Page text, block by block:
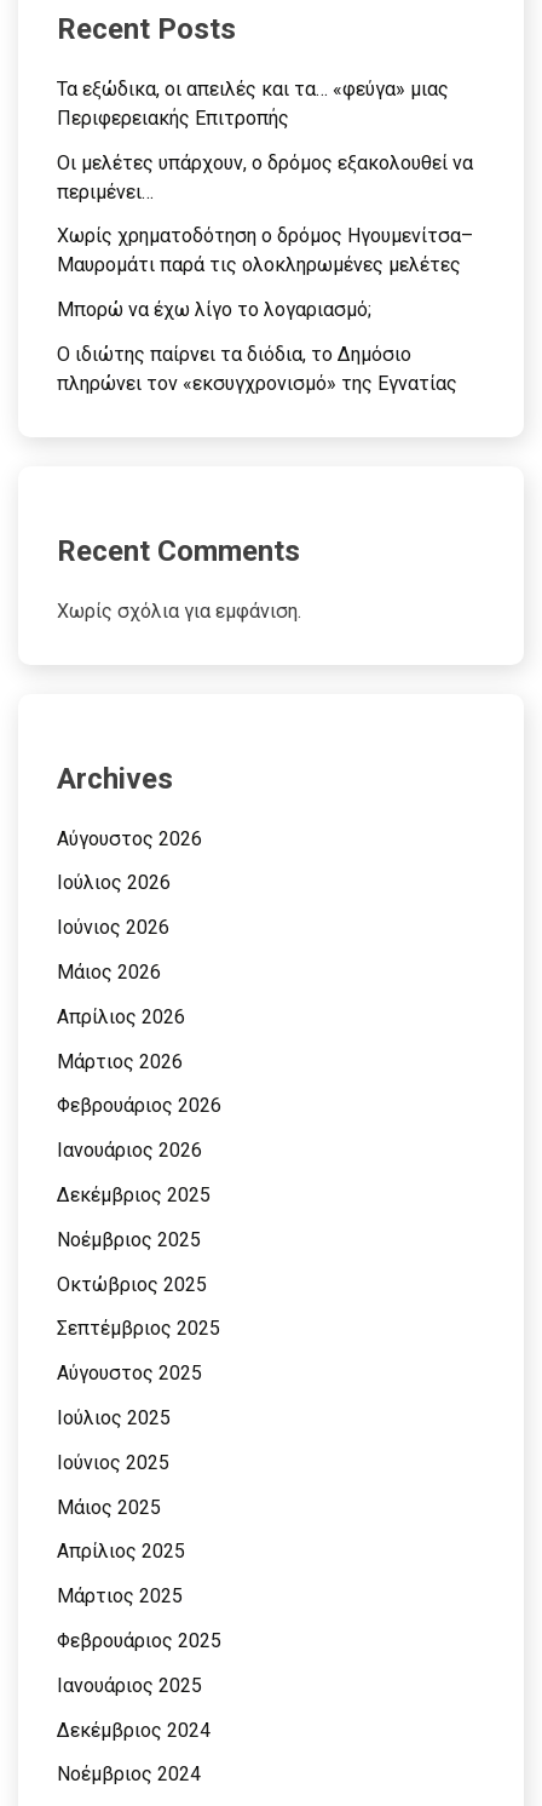
Recent Posts
Τα εξώδικα, οι απειλές και τα… «φεύγα» μιας
Περιφερειακής Επιτροπής
Οι μελέτες υπάρχουν, ο δρόμος εξακολουθεί να
περιμένει…
Χωρίς χρηματοδότηση ο δρόμος Ηγουμενίτσα–
Μαυρομάτι παρά τις ολοκληρωμένες μελέτες
Μπορώ να έχω λίγο το λογαριασμό;
Ο ιδιώτης παίρνει τα διόδια, το Δημόσιο
πληρώνει τον «εκσυγχρονισμό» της Εγνατίας
Recent Comments
Χωρίς σχόλια για εμφάνιση.
Archives
Αύγουστος 2026
Ιούλιος 2026
Ιούνιος 2026
Μάιος 2026
Απρίλιος 2026
Μάρτιος 2026
Φεβρουάριος 2026
Ιανουάριος 2026
Δεκέμβριος 2025
Νοέμβριος 2025
Οκτώβριος 2025
Σεπτέμβριος 2025
Αύγουστος 2025
Ιούλιος 2025
Ιούνιος 2025
Μάιος 2025
Απρίλιος 2025
Μάρτιος 2025
Φεβρουάριος 2025
Ιανουάριος 2025
Δεκέμβριος 2024
Νοέμβριος 2024